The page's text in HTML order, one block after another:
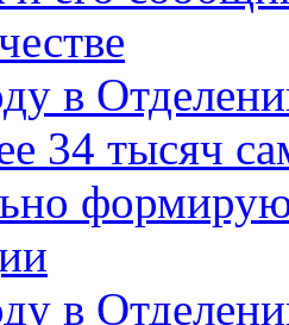
в
34 тысяч
в